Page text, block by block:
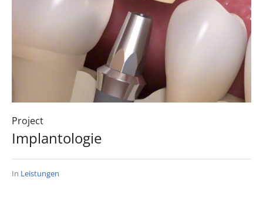
Project
Implantologie
In Leistungen